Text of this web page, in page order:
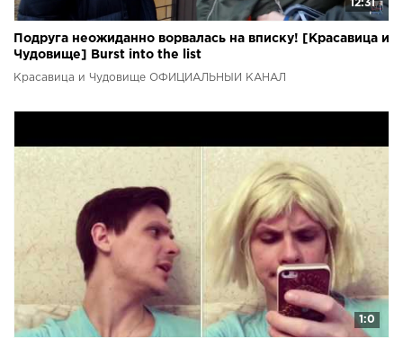
12:31
Подруга неожиданно ворвалась на вписку! [Красавица и
Чудовище] Burst into the list
Красавица и Чудовище ОФИЦИАЛЬНЫЙ КАНАЛ
1:0